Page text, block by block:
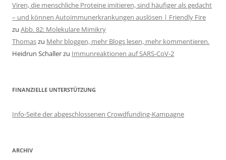
Viren, die menschliche Proteine imitieren, sind häufiger als gedacht
– und können Autoimmunerkrankungen auslösen | Friendly Fire
zu Abb. 82: Molekulare Mimikry
Thomaszu Mehr bloggen, mehr Blogs lesen, mehr kommentieren.
Heidrun Schallerzu Immunreaktionen auf SARS-CoV-2
FINANZIELLE UNTERSTÜTZUNG
Info-Seite der abgeschlossenen Crowdfunding-Kampagne
ARCHIV